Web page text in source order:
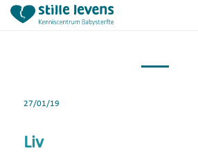
27/01/19
Liv